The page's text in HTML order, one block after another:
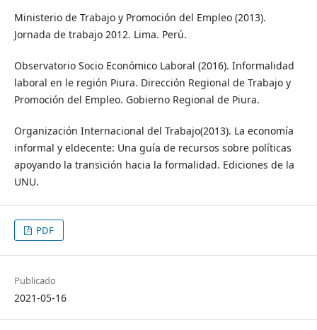
Ministerio de Trabajo y Promoción del Empleo (2013).
Jornada de trabajo 2012. Lima. Perú.
Observatorio Socio Económico Laboral (2016). Informalidad
laboral en le región Piura. Dirección Regional de Trabajo y
Promoción del Empleo. Gobierno Regional de Piura.
Organización Internacional del Trabajo(2013). La economía
informal y eldecente: Una guía de recursos sobre políticas
apoyando la transición hacia la formalidad. Ediciones de la
UNU.
PDF
Publicado
2021-05-16